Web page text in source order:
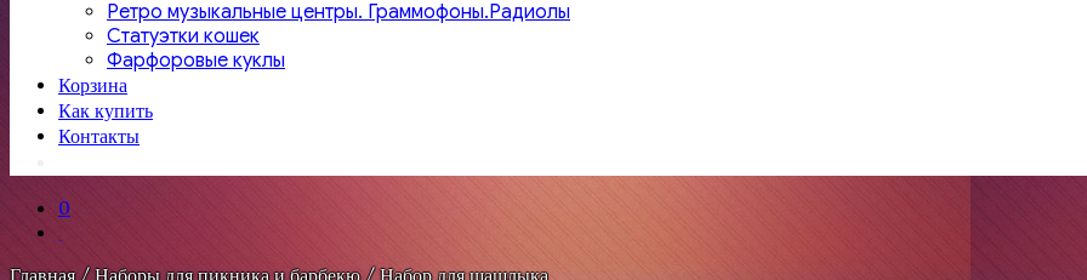
Ретро музыкальные центры. Граммофоны.Радиолы
Статуэтки кошек
Фарфоровые куклы
Корзина
Как купить
Контакты
0
Главная/Наборы для пикника и барбекю/ Набор для шашлыка